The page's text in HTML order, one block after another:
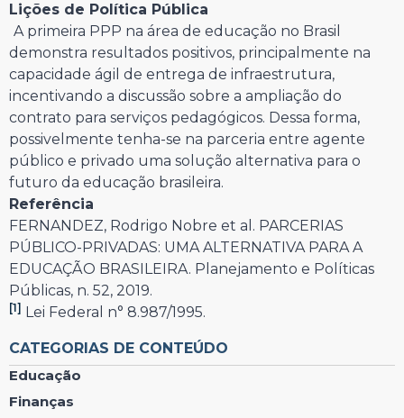
Lições de Política Pública
A primeira PPP na área de educação no Brasil
demonstra resultados positivos, principalmente na
capacidade ágil de entrega de infraestrutura,
incentivando a discussão sobre a ampliação do
contrato para serviços pedagógicos. Dessa forma,
possivelmente tenha-se na parceria entre agente
público e privado uma solução alternativa para o
futuro da educação brasileira.
Referência
FERNANDEZ, Rodrigo Nobre et al. PARCERIAS
PÚBLICO-PRIVADAS: UMA ALTERNATIVA PARA A
EDUCAÇÃO BRASILEIRA. Planejamento e Políticas
Públicas, n. 52, 2019.
[1] Lei Federal n° 8.987/1995.
CATEGORIAS DE CONTEÚDO
Educação
Finanças